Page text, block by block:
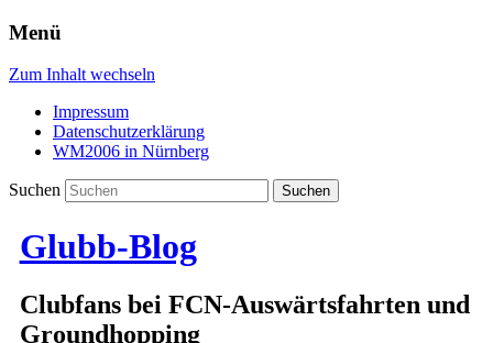
Menü
Zum Inhalt wechseln
Impressum
Datenschutzerklärung
WM2006 in Nürnberg
Suchen
Glubb-Blog
Clubfans bei FCN-Auswärtsfahrten und
Groundhopping